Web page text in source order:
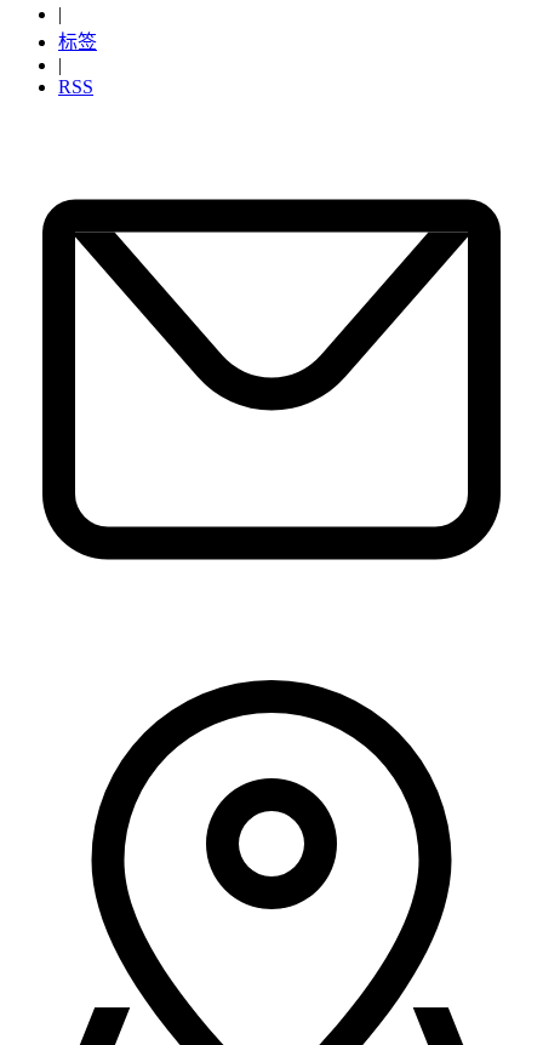
|
标签
|
RSS